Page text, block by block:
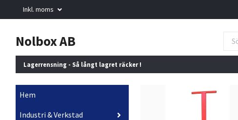
Inkl. moms
Nolbox AB
Lagerrensning - Så långt lagret räcker !
Hem
Industri & Verkstad